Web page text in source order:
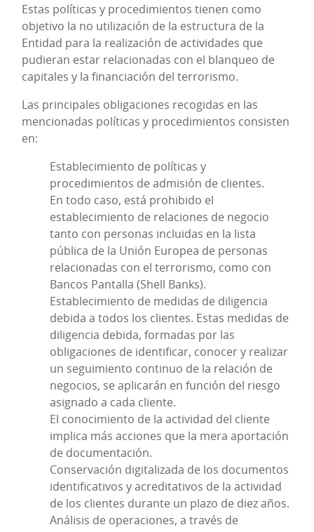
Estas políticas y procedimientos tienen como
objetivo la no utilización de la estructura de la
Entidad para la realización de actividades que
pudieran estar relacionadas con el blanqueo de
capitales y la financiación del terrorismo.
Las principales obligaciones recogidas en las
mencionadas políticas y procedimientos consisten
en:
Establecimiento de políticas y
procedimientos de admisión de clientes.
En todo caso, está prohibido el
establecimiento de relaciones de negocio
tanto con personas incluidas en la lista
pública de la Unión Europea de personas
relacionadas con el terrorismo, como con
Bancos Pantalla (Shell Banks).
Establecimiento de medidas de diligencia
debida a todos los clientes. Estas medidas de
diligencia debida, formadas por las
obligaciones de identificar, conocer y realizar
un seguimiento continuo de la relación de
negocios, se aplicarán en función del riesgo
asignado a cada cliente.
El conocimiento de la actividad del cliente
implica más acciones que la mera aportación
de documentación.
Conservación digitalizada de los documentos
identificativos y acreditativos de la actividad
de los clientes durante un plazo de diez años.
Análisis de operaciones, a través de
miembros del propio Consejo Rector de la Entidad
y a varias sociedades participadas.
Entre las finalidades que perseguía el Modelo PRP
estaba la de transmitir, tanto internamente como
cultura de cumplimiento que rige las relaciones de
negocio de Caja Rural Ntra. Sra. de la Esperanza de
Onda, S. Coop. De Crédito V., basada en el
principio de “tolerancia cero” en cuanto a la
comisión de delitos.
Dentro de las medidas adoptadas como
consecuencia del establecimiento del Modelo PRP,
se procedió a relacionar las políticas y
procedimientos necesarios para mitigar el riesgo
penal, se habilitó un canal de comunicación con el
órgano responsable del Modelo PRP para
denunciar conductas que pudieran ser
constitutivas de delitos y se estableció un
procedimiento disciplinario para sancionar
adecuadamente el incumplimiento de todas las
medidas incluidas en el Modelo PRP.
Este Modelo PRP ha ido evolucionando a medida
que se han ido produciendo cambios normativos
y, fundamentalmente, como consecuencia de las
revisiones periódicas del mismo. Éstas últimas
aconsejaron llevar a cabo determinadas
modificaciones para adecuar el Modelo a las
nuevas necesidades de nuestros clientes y a las
actividades desarrolladas por la Entidad.